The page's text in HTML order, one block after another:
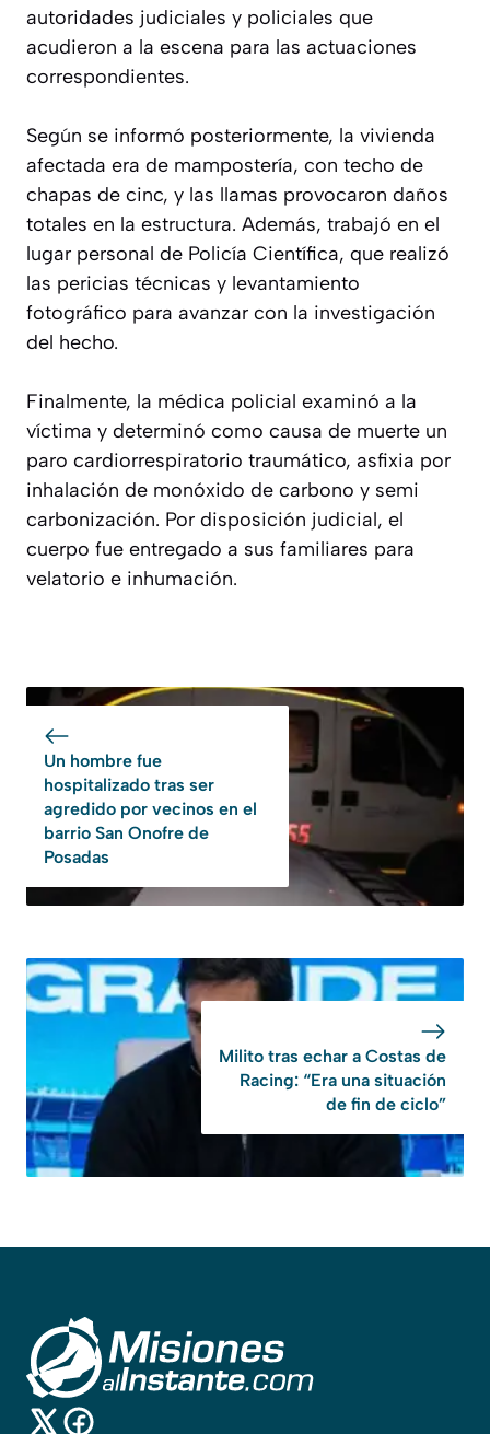
autoridades judiciales y policiales que
acudieron a la escena para las actuaciones
correspondientes.
Según se informó posteriormente, la vivienda
afectada era de mampostería, con techo de
chapas de cinc, y las llamas provocaron daños
totales en la estructura. Además, trabajó en el
lugar personal de Policía Científica, que realizó
las pericias técnicas y levantamiento
fotográfico para avanzar con la investigación
del hecho.
Finalmente, la médica policial examinó a la
víctima y determinó como causa de muerte un
paro cardiorrespiratorio traumático, asfixia por
inhalación de monóxido de carbono y semi
carbonización. Por disposición judicial, el
cuerpo fue entregado a sus familiares para
velatorio e inhumación.
Un hombre fue
hospitalizado tras ser
agredido por vecinos en el
barrio San Onofre de
Posadas
Milito tras echar a Costas de
Racing: “Era una situación
de fin de ciclo”